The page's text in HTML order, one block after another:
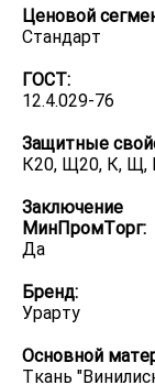
Ценовой
Стандарт
ГОСТ:
12.4.029-76
Защитные
К20, Щ20, К, Щ,
Заключение
МинПромТорг:
Да
Бренд:
Урарту
Основной
Ткань